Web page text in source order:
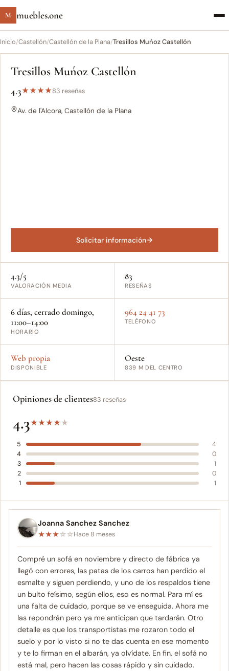
M muebles.one
Inicio/Castellón/Castellón de la Plana/Tresillos Muńoz Castellón
Tresillos Muńoz Castellón
4.3★★★★83 reseñas
Av. de l'Alcora, Castellón de la Plana
Solicitar información
4.3/5
VALORACIÓN MEDIA
83
RESEÑAS
6 días, cerrado domingo,
11:00–14:00
HORARIO
964 24 41 73
TELÉFONO
Web propia
DISPONIBLE
Oeste
839 M DEL CENTRO
Opiniones de clientes83 reseñas
4.3★★★★★
5
4
4
0
3
1
2
0
1
1
Joanna Sanchez Sanchez
★★★☆☆Hace 8 meses
Compré un sofá en noviembre y directo de fábrica ya
llegó con errores, las patas de los carros han perdido el
esmalte y siguen perdiendo, y uno de los respaldos tiene
un bulto feísimo, según ellos, eso es normal. Para mí es
una falta de cuidado, porque se ve enseguida. Ahora me
las repondrán pero ya me anticipan que tardarán. Otro
detalle es que los transportistas me rozaron todo el
suelo y por lo visto si no te das cuenta en ese momento
y te lo firman en el albarán, ya olvídate. En fin, el sofá no
está mal, pero hacen las cosas rápido y sin cuidado.